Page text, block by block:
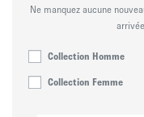
Ne manquez aucune
Collection Homme
Collection Femme